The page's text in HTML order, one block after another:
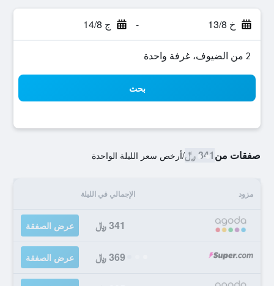
خ 13/8 - ج 14/8
2 من الضيوف، غرفة واحدة
بحث
صفقات من341 ﷼ /أرخص سعر الليلة الواحدة
مزود الإجمالي في الليلة
341 ﷼ عرض الصفقة
369 ﷼ عرض الصفقة